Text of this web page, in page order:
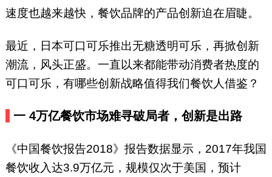
速度也越来越快，餐饮品牌的产品创新迫在眉睫。
最近，日本可口可乐推出无糖透明可乐，再掀创新
潮流，风头正盛。一直以来都能带动消费者热度的
可口可乐，有哪些创新战略值得我们餐饮人借鉴？
一4万亿餐饮市场难寻破局者，创新是出路
《中国餐饮报告2018》报告数据显示，2017年我国
餐饮收入达3.9万亿元，规模仅次于美国，预计